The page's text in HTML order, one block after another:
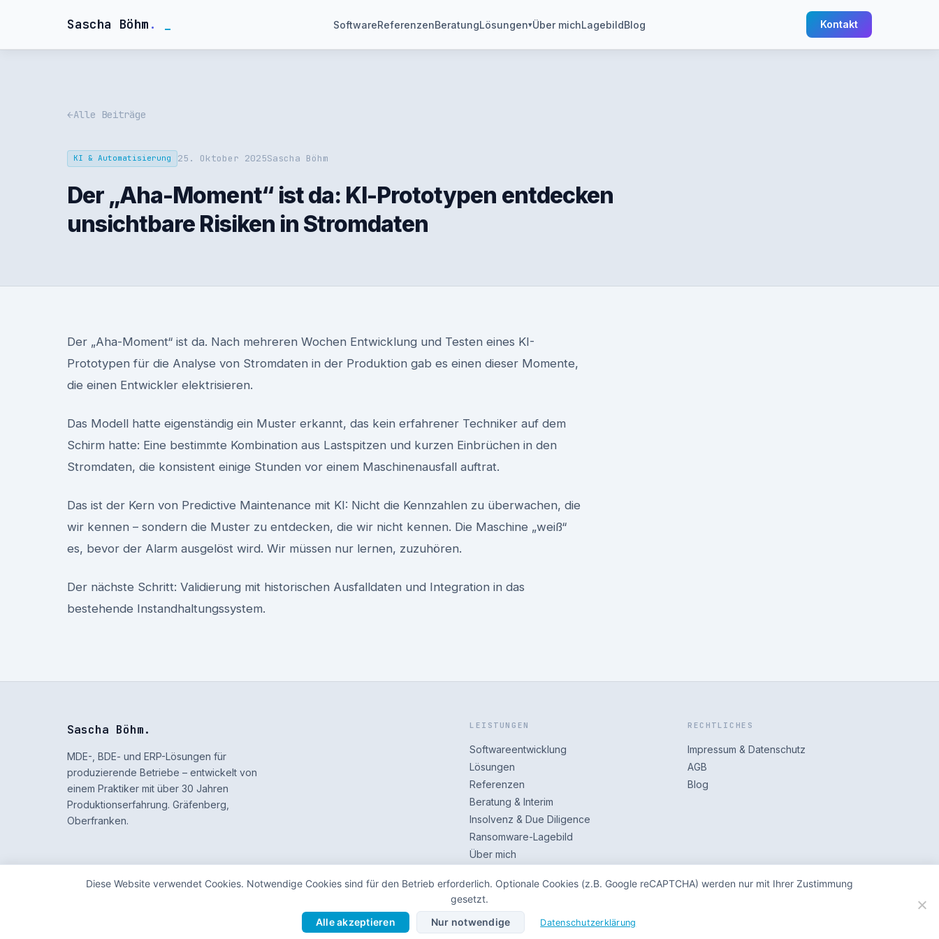
Sascha Böhm . SoftwareReferenzenBeratungLösungen▾Über michLagebildBlog Kontakt
Alle Beiträge
KI & Automatisierung 25. Oktober 2025Sascha Böhm
Der „Aha-Moment“ ist da: KI-Prototypen entdecken
unsichtbare Risiken in Stromdaten
Der „Aha-Moment“ ist da. Nach mehreren Wochen Entwicklung und Testen eines KI-
Prototypen für die Analyse von Stromdaten in der Produktion gab es einen dieser Momente,
die einen Entwickler elektrisieren.
Das Modell hatte eigenständig ein Muster erkannt, das kein erfahrener Techniker auf dem
Schirm hatte: Eine bestimmte Kombination aus Lastspitzen und kurzen Einbrüchen in den
Stromdaten, die konsistent einige Stunden vor einem Maschinenausfall auftrat.
Das ist der Kern von Predictive Maintenance mit KI: Nicht die Kennzahlen zu überwachen, die
wir kennen – sondern die Muster zu entdecken, die wir nicht kennen. Die Maschine „weiß“
es, bevor der Alarm ausgelöst wird. Wir müssen nur lernen, zuzuhören.
Der nächste Schritt: Validierung mit historischen Ausfalldaten und Integration in das
bestehende Instandhaltungssystem.
Sascha Böhm.
MDE-, BDE- und ERP-Lösungen für
produzierende Betriebe – entwickelt von
einem Praktiker mit über 30 Jahren
Produktionserfahrung. Gräfenberg,
Oberfranken.
LEISTUNGEN
Softwareentwicklung
Lösungen
Referenzen
Beratung & Interim
Insolvenz & Due Diligence
Ransomware-Lagebild
Über mich
RECHTLICHES
Impressum & Datenschutz
AGB
Blog
Diese Website verwendet Cookies. Notwendige Cookies sind für den Betrieb erforderlich. Optionale Cookies (z.B. Google reCAPTCHA) werden nur mit Ihrer Zustimmung
gesetzt.
Alle akzeptieren
Nur notwendige Datenschutzerklärung